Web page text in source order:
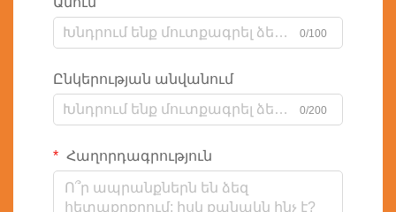
0/100
Ընկերության անվանում
0/200
Հաղորդագրություն